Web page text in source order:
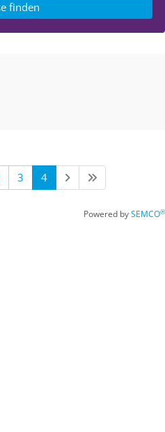
3 4
Powered bySEMCO®